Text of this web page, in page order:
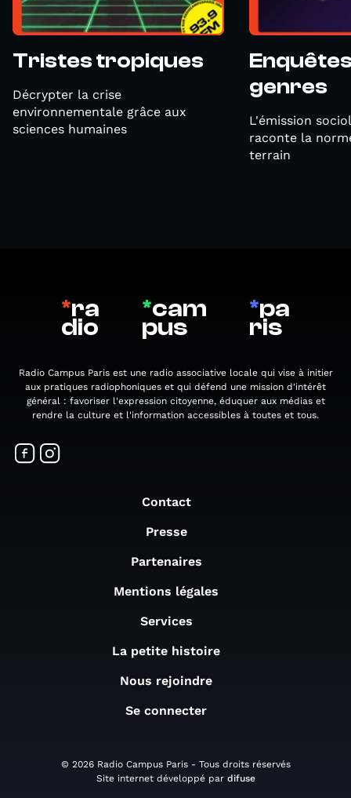
Tristes tropiques
Décrypter la crise
environnementale grâce aux
sciences humaines
genres
L'émission
raconte la
terrain
*ra
dio
*cam
pus
*pa
ris
Radio Campus Paris est une radio associative locale qui vise à initier
aux pratiques radiophoniques et qui défend une mission d'intérêt
général : favoriser l'expression citoyenne, éduquer aux médias et
rendre la culture et l'information accessibles à toutes et tous.
Contact
Presse
Partenaires
Mentions légales
Services
La petite histoire
Nous rejoindre
Se connecter
© 2026 Radio Campus Paris - Tous droits réservés
Site internet développé par difuse